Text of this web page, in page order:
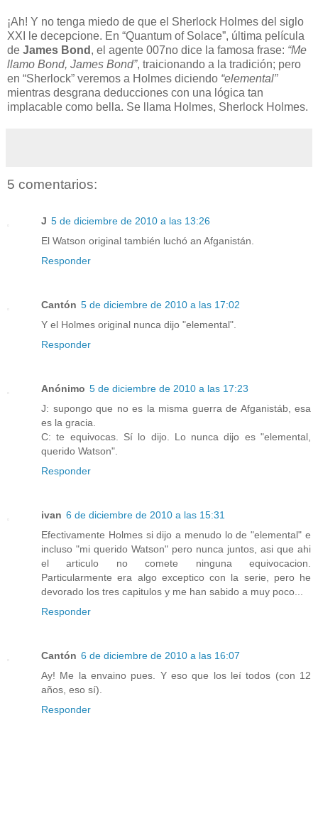
¡Ah! Y no tenga miedo de que el Sherlock Holmes del siglo
XXI le decepcione. En “Quantum of Solace”, última película
de James Bond , el agente 007no dice la famosa frase: “Me
llamo Bond, James Bond”, traicionando a la tradición; pero
en “Sherlock” veremos a Holmes diciendo “elemental”
mientras desgrana deducciones con una lógica tan
implacable como bella. Se llama Holmes, Sherlock Holmes.
5 comentarios:
J 5 de diciembre de 2010 a las 13:26
El Watson original también luchó an Afganistán.
Responder
Cantón 5 de diciembre de 2010 a las 17:02
Y el Holmes original nunca dijo "elemental".
Responder
Anónimo 5 de diciembre de 2010 a las 17:23
J: supongo que no es la misma guerra de Afganistáb, esa
es la gracia.
C: te equivocas. Sí lo dijo. Lo nunca dijo es "elemental,
querido Watson".
Responder
ivan 6 de diciembre de 2010 a las 15:31
Efectivamente Holmes si dijo a menudo lo de "elemental" e
incluso "mi querido Watson" pero nunca juntos, asi que ahi
el articulo no comete ninguna equivocacion.
Particularmente era algo exceptico con la serie, pero he
devorado los tres capitulos y me han sabido a muy poco...
Responder
Cantón 6 de diciembre de 2010 a las 16:07
Ay! Me la envaino pues. Y eso que los leí todos (con 12
años, eso sí).
Responder